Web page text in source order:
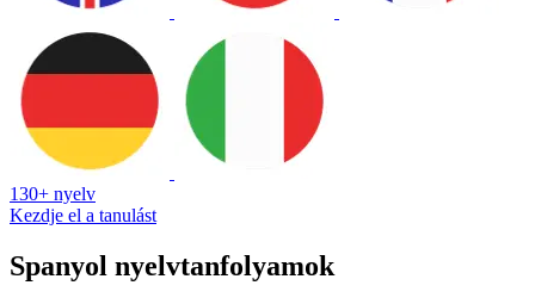
130+ nyelv
Kezdje el a tanulást
Spanyol nyelvtanfolyamok